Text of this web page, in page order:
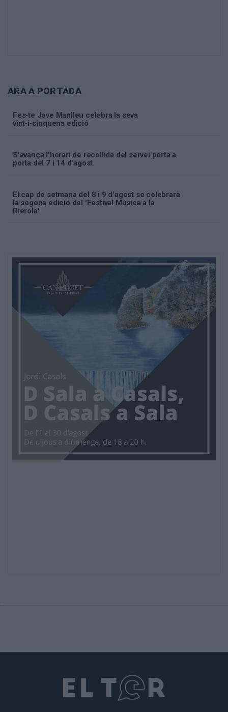
ARA A PORTADA
Fes‑te Jove Manlleu celebra la seva
vint‑i‑cinquena edició
S'avança l'horari de recollida del servei porta a
porta del 7 i 14 d'agost
El cap de setmana del 8 i 9 d'agost se celebrarà
la segona edició del 'Festival Música a la
Rierola'